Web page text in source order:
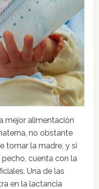
mejor alimentación
no obstante
tomar la madre, y si
cuenta con la
Una de las
en la lactancia